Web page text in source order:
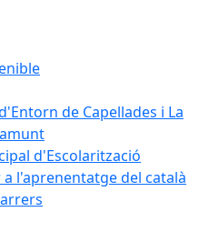
de Capellades i La
d'Escolarització
a l'aprenentatge del català